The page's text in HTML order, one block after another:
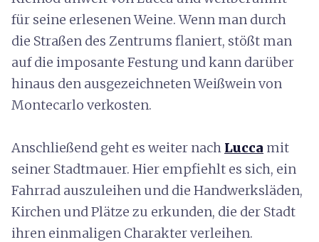
für seine erlesenen Weine. Wenn man durch
die Straßen des Zentrums flaniert, stößt man
auf die imposante Festung und kann darüber
hinaus den ausgezeichneten Weißwein von
Montecarlo verkosten.
Anschließend geht es weiter nach Lucca mit
seiner Stadtmauer. Hier empfiehlt es sich, ein
Fahrrad auszuleihen und die Handwerksläden,
Kirchen und Plätze zu erkunden, die der Stadt
ihren einmaligen Charakter verleihen.